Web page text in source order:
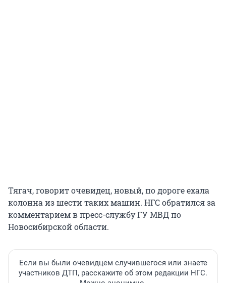
Тягач, говорит очевидец, новый, по дороге ехала
колонна из шести таких машин. НГС обратился за
комментарием в пресс-службу ГУ МВД по
Новосибирской области.
Если вы были очевидцем случившегося или знаете
участников ДТП, расскажите об этом редакции НГС.